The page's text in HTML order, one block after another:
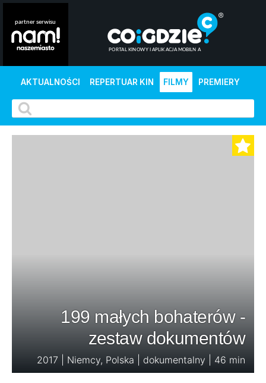
AKTUALNOŚCI REPERTUAR KIN FILMY PREMIERY
199 małych bohaterów -
zestaw dokumentów
2017 | Niemcy, Polska | dokumentalny | 46 min